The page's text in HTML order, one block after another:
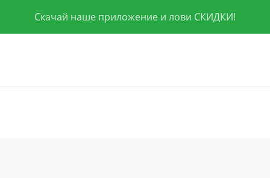
Скачай наше приложение и лови СКИДКИ!